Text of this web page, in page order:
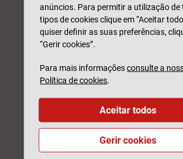
Email*
anúncios. Para permitir a utilização de
tipos de cookies clique em “Aceitar
quiser definir as suas preferências,
“Gerir cookies”.
Para mais informaçõesconsulte a
Política de cookies.
Gerir cookies
Aceitar todos